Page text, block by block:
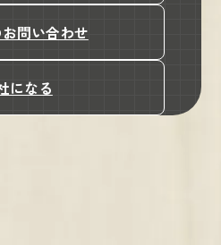
問い合わせ
になる
地
木材通4-17-7